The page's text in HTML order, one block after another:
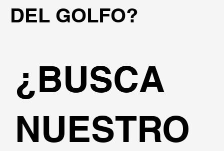
DEL GOLFO?
¿BUSCA
NUESTRO